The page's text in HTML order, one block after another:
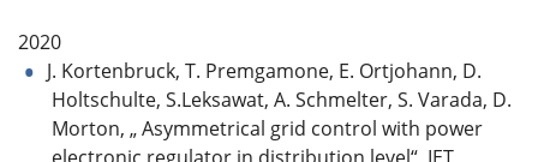
2020
J. Kortenbruck, T. Premgamone, E. Ortjohann, D.
Holtschulte, S.Leksawat, A. Schmelter, S. Varada, D.
Morton, „ Asymmetrical grid control with power